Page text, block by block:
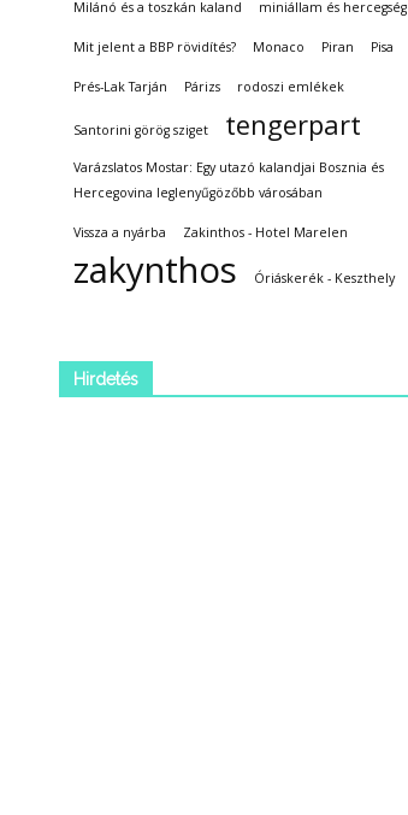
Milánó és a toszkán kaland miniállam és hercegség
Mit jelent a BBP rövidítés? Monaco Piran Pisa
Prés-Lak Tarján Párizs rodoszi emlékek
Santorini görög sziget tengerpart
Varázslatos Mostar: Egy utazó kalandjai Bosznia és
Hercegovina leglenyűgözőbb városában
Vissza a nyárba Zakinthos - Hotel Marelen
zakynthos Óriáskerék - Keszthely
Hirdetés